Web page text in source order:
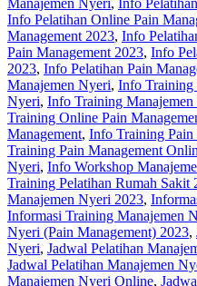
Info Pelatihan Online Pain
Management 2023, Info
Pain Management 2023, Info
2023, Info Pelatihan Pain
Manajemen Nyeri, Info Training
Nyeri, Info Training
Training Online Pain
Management, Info Training Pain
Training Pain Management
Nyeri, Info Workshop
Training Pelatihan Rumah Sakit
Manajemen Nyeri 2023,
Informasi Training Manajemen
Nyeri (Pain Management) 2023,
Nyeri, Jadwal Pelatihan
Jadwal Pelatihan Manajemen
Manajemen Nyeri Online,